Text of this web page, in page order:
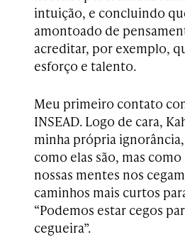
intuição, e concluindo
amontoado de
acreditar, por exemplo,
esforço e talento.
Meu primeiro contato
INSEAD. Logo de cara,
minha própria
como elas são, mas
nossas mentes nos
caminhos mais curtos
“Podemos estar cegos
cegueira”.